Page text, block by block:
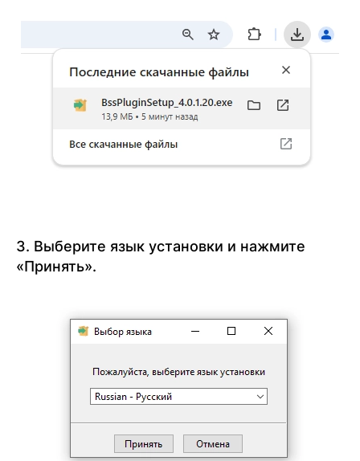
3. Выберите язык установки и нажмите
«Принять».